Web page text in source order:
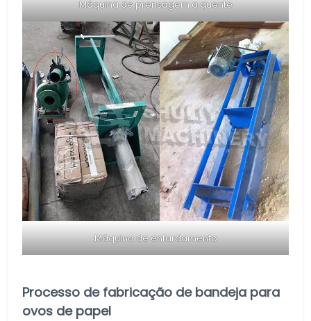
Máquina de prensagem a quente
Máquina de enfardamento
Processo de fabricação de bandeja para
ovos de papel